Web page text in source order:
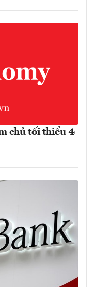
chủ tối thiểu 4